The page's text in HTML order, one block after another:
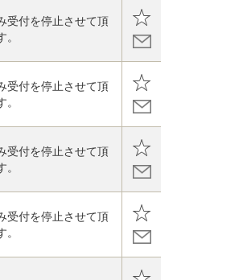
受付を停止させて頂
受付を停止させて頂
受付を停止させて頂
受付を停止させて頂